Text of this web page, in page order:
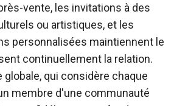
vente, les invitations à des
ou artistiques, et les
personnalisées maintiennent le
continuellement la relation.
globale, qui considère chaque
membre d'une communauté